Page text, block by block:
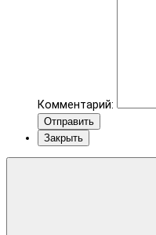
Комментарий:
Отправить
Закрыть